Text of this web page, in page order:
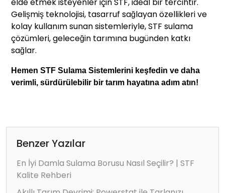
Gelişmiş teknolojisi, tasarruf sağlayan özellikleri ve
kolay kullanım sunan sistemleriyle, STF sulama
çözümleri, geleceğin tarımına bugünden katkı
sağlar.
Hemen STF Sulama Sistemlerini keşfedin ve daha
verimli, sürdürülebilir bir tarım hayatına adım atın!
Benzer Yazılar
En İyi Damla Sulama Borusu Nasıl Seçilir? | STF
Kalite Rehberi